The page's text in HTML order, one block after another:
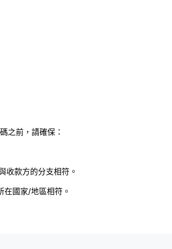
之前，請確保：
收款方的分支相符。
國家/地區相符。